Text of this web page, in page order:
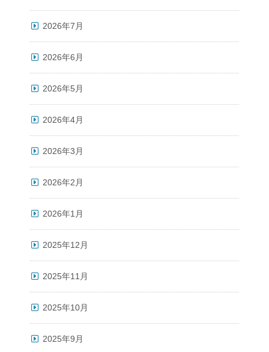
2026年7月
2026年6月
2026年5月
2026年4月
2026年3月
2026年2月
2026年1月
2025年12月
2025年11月
2025年10月
2025年9月